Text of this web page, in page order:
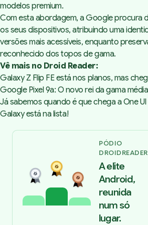
modelos premium.
Com esta abordagem, a Google procura
os seus dispositivos, atribuindo uma
versões mais acessíveis, enquanto
reconhecido dos topos de gama.
Vê mais no Droid Reader:
Galaxy Z Flip FE está nos planos, mas
Google Pixel 9a: O novo rei da gama
Já sabemos quando é que chega a One
Galaxy está na lista!
PÓDIO
DROIDREADER
A elite
Android,
reunida
num só
lugar.